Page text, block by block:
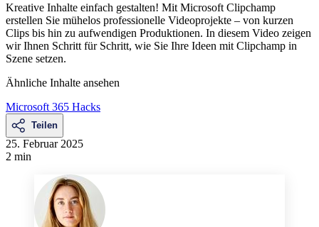
Kreative Inhalte einfach gestalten! Mit Microsoft Clipchamp
erstellen Sie mühelos professionelle Videoprojekte – von kurzen
Clips bis hin zu aufwendigen Produktionen. In diesem Video zeigen
wir Ihnen Schritt für Schritt, wie Sie Ihre Ideen mit Clipchamp in
Szene setzen.
Ähnliche Inhalte ansehen
Microsoft 365 Hacks
Teilen
25. Februar 2025
2 min